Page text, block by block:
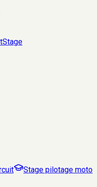
Stage
Stage pilotage moto